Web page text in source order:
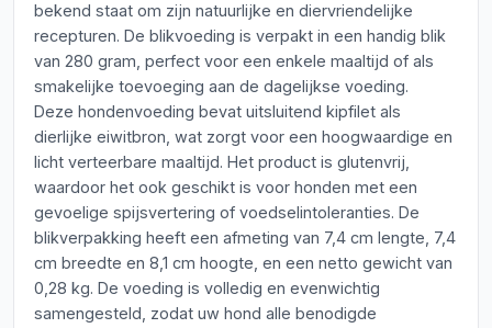
bekend staat om zijn natuurlijke en diervriendelijke
recepturen. De blikvoeding is verpakt in een handig blik
van 280 gram, perfect voor een enkele maaltijd of als
smakelijke toevoeging aan de dagelijkse voeding.
Deze hondenvoeding bevat uitsluitend kipfilet als
dierlijke eiwitbron, wat zorgt voor een hoogwaardige en
licht verteerbare maaltijd. Het product is glutenvrij,
waardoor het ook geschikt is voor honden met een
gevoelige spijsvertering of voedselintoleranties. De
blikverpakking heeft een afmeting van 7,4 cm lengte, 7,4
cm breedte en 8,1 cm hoogte, en een netto gewicht van
0,28 kg. De voeding is volledig en evenwichtig
samengesteld, zodat uw hond alle benodigde